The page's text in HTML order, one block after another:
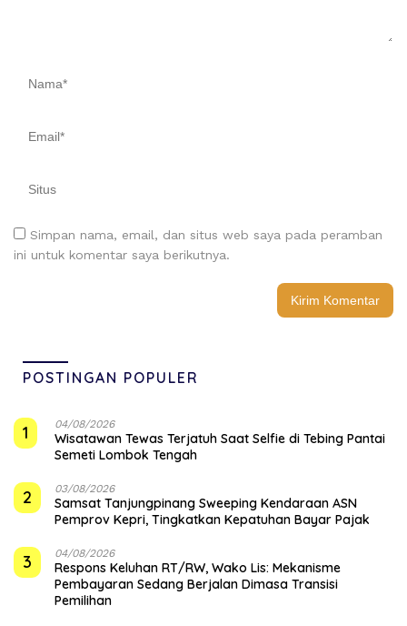
Simpan nama, email, dan situs web saya pada peramban
ini untuk komentar saya berikutnya.
POSTINGAN POPULER
1 04/08/2026
Wisatawan Tewas Terjatuh Saat Selfie di Tebing Pantai
Semeti Lombok Tengah
2 03/08/2026
Samsat Tanjungpinang Sweeping Kendaraan ASN
Pemprov Kepri, Tingkatkan Kepatuhan Bayar Pajak
3 04/08/2026
‎Respons Keluhan RT/RW, Wako Lis: Mekanisme
Pembayaran Sedang Berjalan Dimasa Transisi
Pemilihan